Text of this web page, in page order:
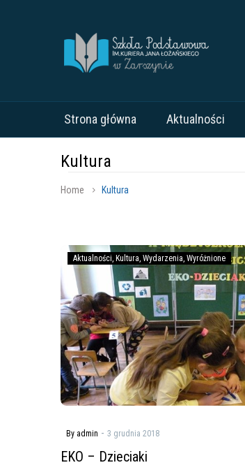
Strona główna Aktualności
Kultura
Home Kultura
EKO
–
Dzieciaki
Aktualności Kultura Wydarzenia Wyróżnione
By admin - 3 grudnia 2018
EKO – Dzieciaki